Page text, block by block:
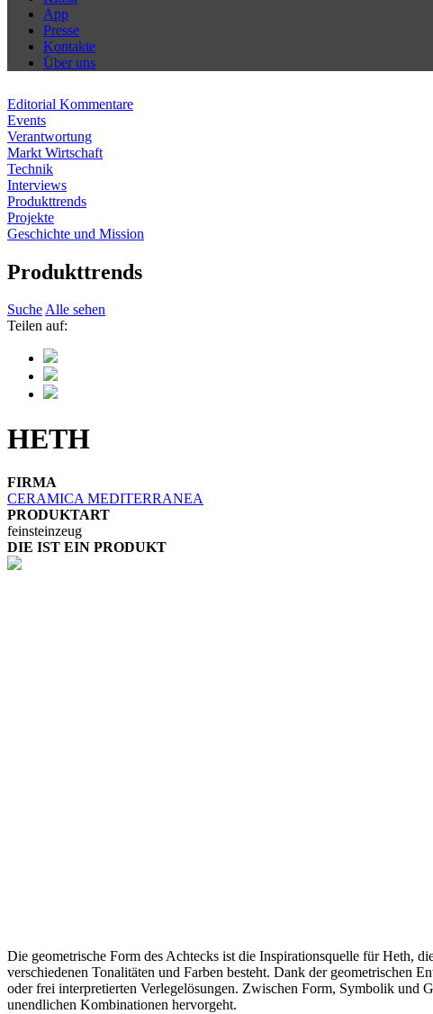
App
Presse
Kontakte
Über uns
Editorial Kommentare
Events
Verantwortung
Markt Wirtschaft
Technik
Interviews
Produkttrends
Projekte
Geschichte und Mission
Produkttrends
SucheAlle sehen
Teilen auf:
HETH
FIRMA
CERAMICA MEDITERRANEA
PRODUKTART
feinsteinzeug
DIE IST EIN PRODUKT
Die geometrische Form des Achtecks ist die Inspirationsquelle für Heth,
verschiedenen Tonalitäten und Farben besteht. Dank der geometrischen
oder frei interpretierten Verlegelösungen. Zwischen Form, Symbolik und
unendlichen Kombinationen hervorgeht.